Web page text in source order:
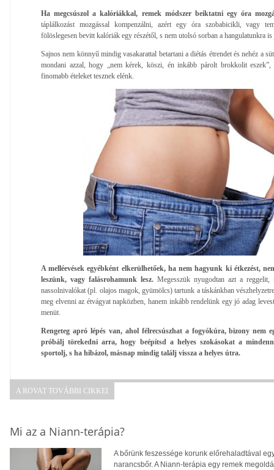
Ha megcsúszol a kalóriákkal, remek módszer beiktatni egy óra
táplálkozást mozgással kompenzálni, azért egy óra szobabicikli, vagy
fölöslegesen bevitt kalóriák egy részétől, s nem utolsó sorban a hangulatunkra is
Sajnos nem könnyű mindig vasakarattal betartani a diétás étrendet és nehéz a
mondani azzal, hogy „nem kérek, köszi, én inkább párolt brokkolit eszek”,
finomabb ételeket tesznek elénk.
A melléevések egyébként elkerülhetőek, ha nem hagyunk ki étkezést,
leszünk, vagy falásrohamunk lesz. Megesszük nyugodtan azt a reggelit,
nassolnivalókat (pl. olajos magok, gyümölcs) tartunk a táskánkban
meg elvenni az étvágyat napközben, hanem inkább rendelünk egy jó adag
menüt.
Rengeteg apró lépés van, ahol félrecsúszhat a fogyókúra, bizony nem
próbálj törekedni arra, hogy beépítsd a helyes szokásokat a
sportolj, s ha hibázol, másnap mindig találj vissza a helyes útra.
A ROVAT TOVÁBBI CIKKEI
Mi az a Niann-terápia?
A bőrünk feszessége korunk előrehaladtával
narancsbőr. A Niann-terápia egy remek